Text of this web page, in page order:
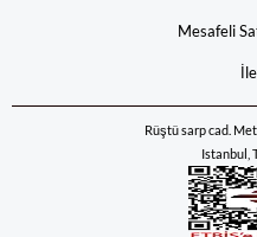
Mesafeli
Rüştü sarp cad.
Istanbul,